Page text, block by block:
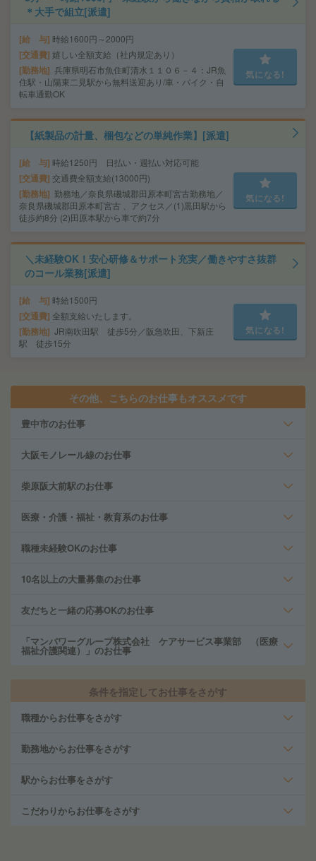
＊大手で組立[派遣]
給 与 時給1600円～2000円
交通費 嬉しい全額支給（社内規定あり）
勤務地 兵庫県明石市魚住町清水１１０６－４：JR魚
住駅・山陽東二見駅から無料送迎あり/車・バイク・自
転車通勤OK
気になる!
【紙製品の計量、梱包などの単純作業】[派遣]
給 与 時給1250円 日払い・週払い対応可能
交通費 交通費全額支給(13000円)
勤務地 勤務地／奈良県磯城郡田原本町宮古勤務地／
奈良県磯城郡田原本町宮古 、アクセス／(1)黒田駅から
徒歩約8分 (2)田原本駅から車で約7分
気になる!
＼未経験OK！安心研修＆サポート充実／働きやすさ抜群
のコール業務[派遣]
給 与 時給1500円
交通費 全額支給いたします。
勤務地 JR南吹田駅 徒歩5分／阪急吹田、下新庄
駅 徒歩15分
気になる!
その他、こちらのお仕事もオススメです
豊中市のお仕事
大阪モノレール線のお仕事
柴原阪大前駅のお仕事
医療・介護・福祉・教育系のお仕事
職種未経験OKのお仕事
10名以上の大量募集のお仕事
友だちと一緒の応募OKのお仕事
「マンパワーグループ株式会社 ケアサービス事業部 （医療
福祉介護関連）」のお仕事
条件を指定してお仕事をさがす
職種からお仕事をさがす
勤務地からお仕事をさがす
駅からお仕事をさがす
こだわりからお仕事をさがす